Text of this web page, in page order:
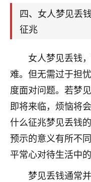
四、女人梦见丢
征兆
女人梦见丢钱
难。但无需过于担
度面对问题。若梦
即将来临，烦恼将
什么征兆梦见丢钱
预示的意义有所不
平常心对待生活中的
梦见丢钱通常
心若莲花
家底快败光了，
回事？
鹿森：你可
啊！
太阳当空赵：
是我从找店开
址、风水、
大环境不好，
刚找老师做